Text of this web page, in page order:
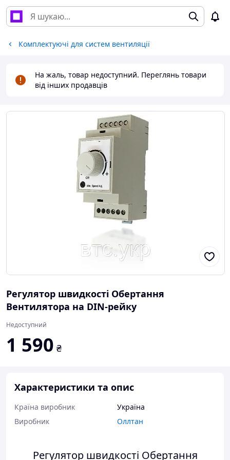
Комплектуючі для систем вентиляції
На жаль, товар недоступний. Переглянь товари
від інших продавців
Регулятор швидкості Обертання
Вентилятора на DIN-рейку
Недоступний
1 590 ₴
Характеристики та опис
Країна виробник
Україна
Виробник
Оллтан
Регулятор швидкості Обертання